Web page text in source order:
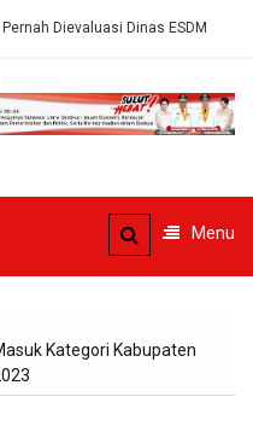
Dinas ESDM
Menu
Kategori Kabupaten